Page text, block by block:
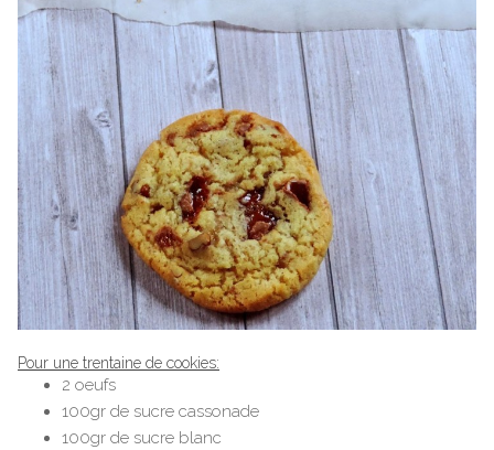
Pour une trentaine de cookies:
2 oeufs
100gr de sucre cassonade
100gr de sucre blanc